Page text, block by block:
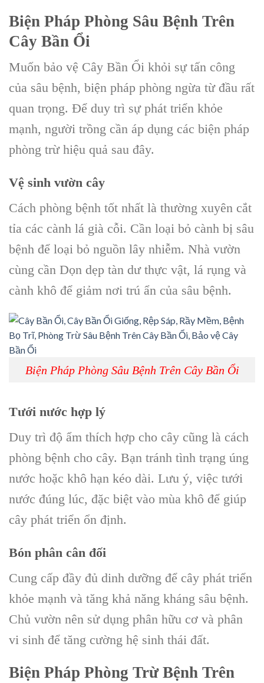
Biện Pháp Phòng Sâu Bệnh Trên
Cây Bần Ổi
Muốn bảo vệ Cây Bần Ổi khỏi sự tấn công
của sâu bệnh, biện pháp phòng ngừa từ đầu rất
quan trọng. Để duy trì sự phát triển khỏe
mạnh, người trồng cần áp dụng các biện pháp
phòng trừ hiệu quả sau đây.
Vệ sinh vườn cây
Cách phòng bệnh tốt nhất là thường xuyên cắt
tỉa các cành lá già cỗi. Cần loại bỏ cành bị sâu
bệnh để loại bỏ nguồn lây nhiễm. Nhà vườn
cùng cần Dọn dẹp tàn dư thực vật, lá rụng và
cành khô để giảm nơi trú ẩn của sâu bệnh.
Biện Pháp Phòng Sâu Bệnh Trên Cây Bần Ổi
Tưới nước hợp lý
Duy trì độ ẩm thích hợp cho cây cũng là cách
phòng bệnh cho cây. Bạn tránh tình trạng úng
nước hoặc khô hạn kéo dài. Lưu ý, việc tưới
nước đúng lúc, đặc biệt vào mùa khô để giúp
cây phát triển ổn định.
Bón phân cân đối
Cung cấp đầy đủ dinh dưỡng để cây phát triển
khỏe mạnh và tăng khả năng kháng sâu bệnh.
Chủ vườn nên sử dụng phân hữu cơ và phân
vi sinh để tăng cường hệ sinh thái đất.
Biện Pháp Phòng Trừ Bệnh Trên